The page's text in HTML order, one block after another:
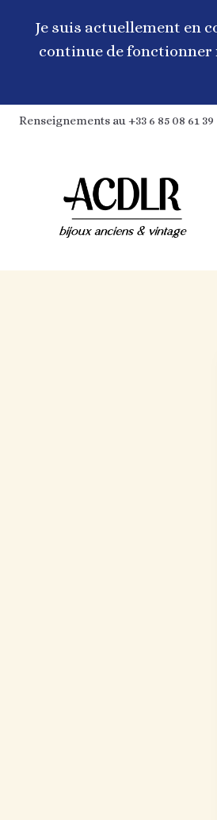
contenuJe suis actuellement en
continue de fonctionner
Renseignements au +33 6 85 08 61 39